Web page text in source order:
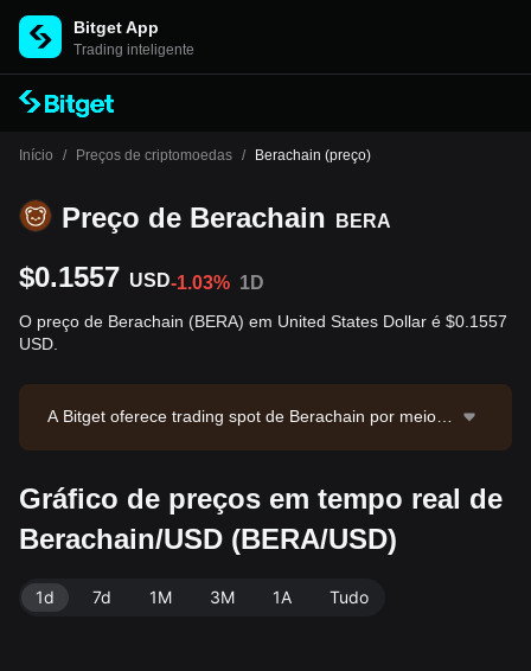
Bitget App
Trading inteligente
Início / Preços de criptomoedas / Berachain (preço)
Preço de Berachain BERA
$0.1557 USD-1.03% 1D
O preço de Berachain (BERA) em United States Dollar é $0.1557
USD.
A Bitget oferece trading spot de Berachain por meio d
24. Berachain possui valor de mercado de $49,191,11
7 e oferta em circulação de 315.98M BERA. Fonte do
s dados: Bitget. Última atualização: 2026-08-10 08:42:
Gráfico de preços em tempo real de
Berachain/USD (BERA/USD)
1d 7d 1M 3M 1A Tudo